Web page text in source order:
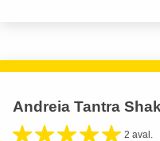
Andreia Tantra
2 aval.